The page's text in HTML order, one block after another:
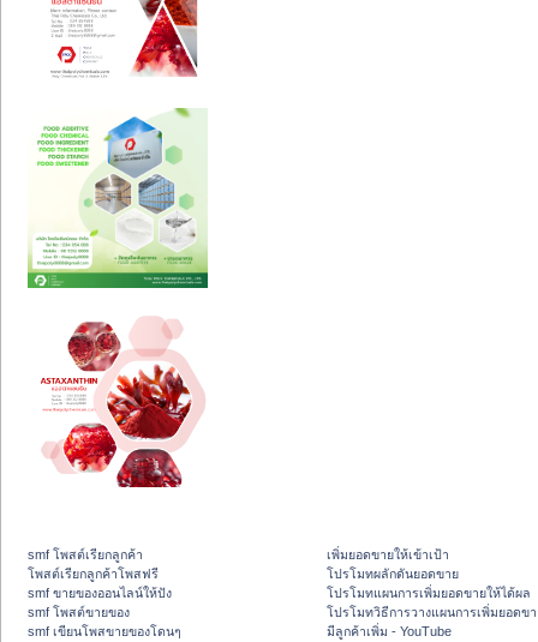
smf โพสต์เรียกลูกค้า
โพสต์เรียกลูกค้าโพสฟรี
smf ขายของออนไลน์ให้ปัง
smf โพสต์ขายของ
smf เขียนโพสขายของโดนๆ
เพิ่มยอดขายให้เข้าเป้า
โปรโมทผลักดันยอดขาย
โปรโมทแผนการเพิ่มยอดขายให้ได้ผล
โปรโมทวิธีการวางแผนการเพิ่มยอดข
มีลูกค้าเพิ่ม - YouTube